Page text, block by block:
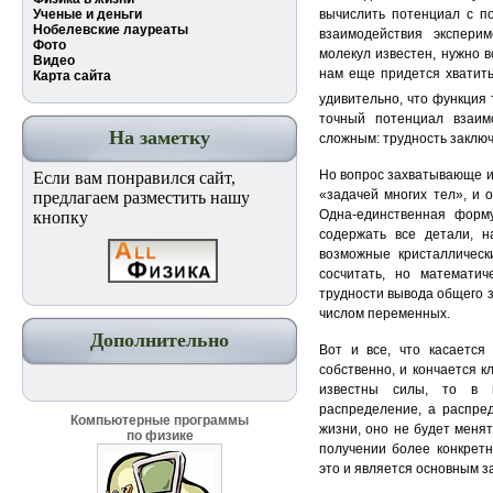
Ученые и деньги
Нобелевские лауреаты
Фото
Видео
Карта сайта
На заметку
Если вам понравился сайт,
предлагаем разместить нашу
кнопку
Дополнительно
Компьютерные программы
по физике
вычислить потенциал с
взаимодействия
молекул известен, нужно
нам еще придется
удивительно, что функция
точный потенциал
сложным: трудность
Но вопрос захватывающе
«задачей многих тел», и
Одна-единственная
содержать все детали,
возможные
сосчитать, но
трудности вывода общего
числом переменных.
Вот и все, что касается
собственно, и кончается
известны силы, то в
распределение, а
жизни, оно не будет
получении более
это и является основным